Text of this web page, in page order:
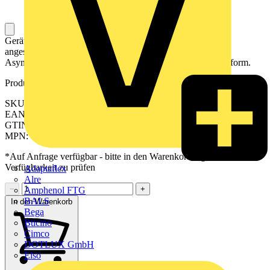
Adaptaflex
Alre
Amphenol FTG
BALS
Bega
Bticino
Cimco
DOTLUX GmbH
Elso
Gerät zum präzisen Messen des Stromverbrauchs einer
angeschlossenen Last durch Echtwerteffektivverfahren.
Asymmetrische Kabeldurchführung und platzsparende Bauform.
Produktkennzeichen
SKU: 2556010000
EAN: 04050118566079
GTIN: 04050118566079
MPN: CMA-CTM-7-64-1A-0.5VA-1
*Auf Anfrage verfügbar - bitte in den Warenkorb legen, um
Verfügbarkeit zu prüfen
−
+
In den Warenkorb